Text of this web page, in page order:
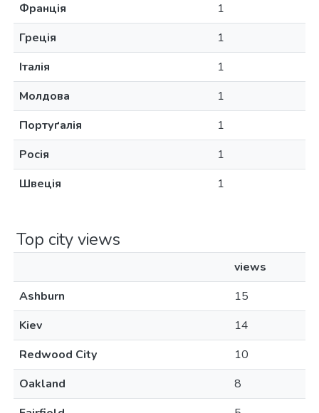
Франція
1
Греція
1
Італія
1
Молдова
1
Портуґалія
1
Росія
1
Швеція
1
Top city views
views
Ashburn
15
Kiev
14
Redwood City
10
Oakland
8